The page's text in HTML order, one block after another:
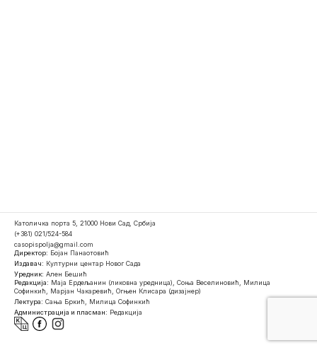
Католичка порта 5, 21000 Нови Сад, Србија
(+381) 021/524-584
casopispolja@gmail.com
Директор: Бојан Панаотовић
Издавач: Културни центар Новог Сада
Уредник: Ален Бешић
Редакција: Маја Ердељанин (ликовна уредница), Соња Веселиновић, Милица
Софинкић, Марјан Чакаревић, Огњен Клисара (дизајнер)
Лектура: Сања Бркић, Милица Софинкић
Администрација и пласман: Редакција